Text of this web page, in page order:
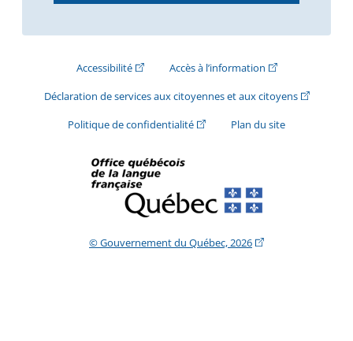
Accessibilité(Cet hyperlien externe s'ouvrira dans une
Accès à l’information(Cet hyperlien
Déclaration de services aux citoyennes et aux citoyens(Cet
Politique de confidentialité(Cet hyperlien externe s'ouvrira
Plan du site
© Gouvernement du Québec, 2026(Cet hyperlien